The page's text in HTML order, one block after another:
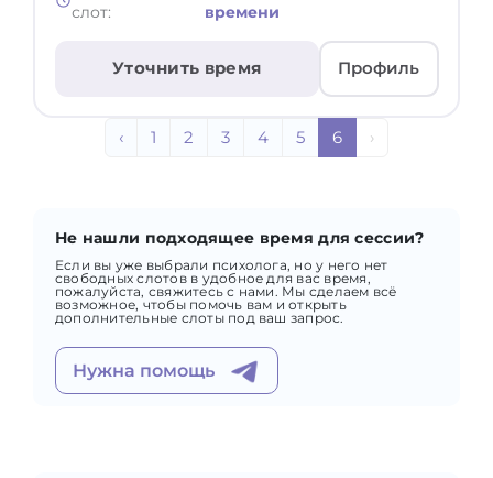
слот:
времени
Уточнить время Профиль
‹ 1 2 3 4 5 6 ›
Не нашли подходящее время для сессии?
Если вы уже выбрали психолога, но у него нет
свободных слотов в удобное для вас время,
пожалуйста, свяжитесь с нами. Мы сделаем всё
возможное, чтобы помочь вам и открыть
дополнительные слоты под ваш запрос.
Нужна помощь